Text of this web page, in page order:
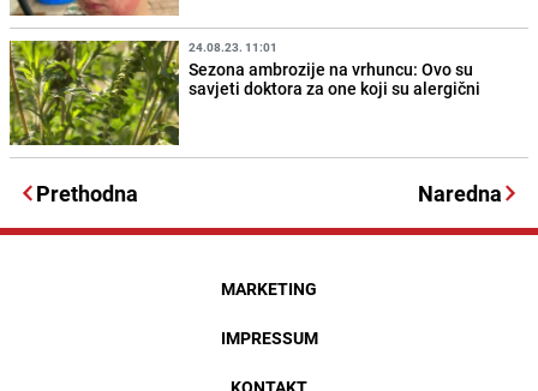
24.08.23. 11:01
Sezona ambrozije na vrhuncu: Ovo su
savjeti doktora za one koji su alergični
Prethodna Naredna
MARKETING
IMPRESSUM